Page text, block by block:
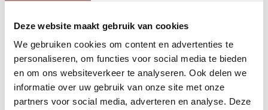
Deze website maakt gebruik van cookies
We gebruiken cookies om content en advertenties te
personaliseren, om functies voor social media te bieden
en om ons websiteverkeer te analyseren. Ook delen we
informatie over uw gebruik van onze site met onze
partners voor social media, adverteren en analyse. Deze
TAHOMA
BEKIJK PRODUCT